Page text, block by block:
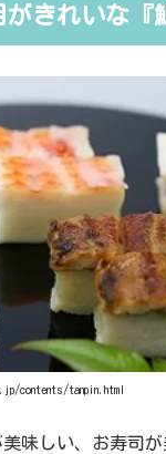
がきれいな『
contents/tanpin.html
味しい、お寿司